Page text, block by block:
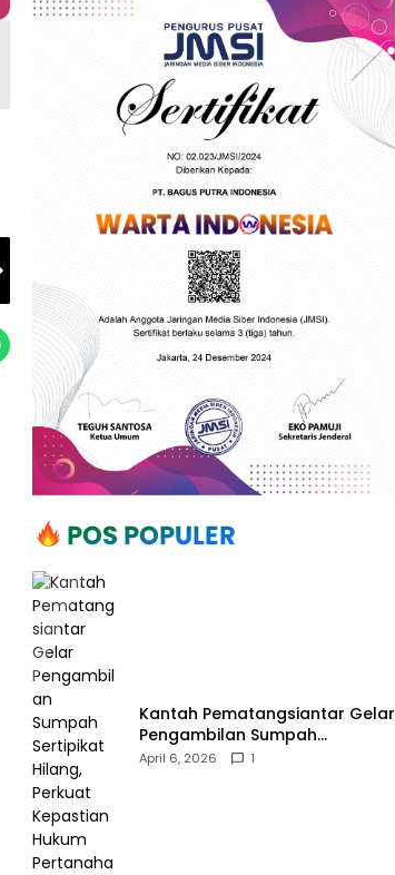
Kantah Pematangsiantar Gelar
Pengambilan Sumpah
Sertipikat Hilang, Perkuat
April 6, 2026 1